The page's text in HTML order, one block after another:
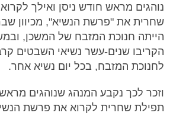
נוהגים מראש חודש ניסן ואילך
שחרית את "פרשת הנשיא", מכיוון
הייתה חנוכת המזבח של המשכן,
הקריבו שנים-עשר נשיאי השבטים
לחנוכת המזבח, בכל יום נשיא אחר.
וזכר לכך נקבע המנהג שנוהגים
תפילת שחרית לקרוא את פרשת